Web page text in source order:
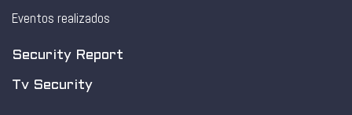
Eventos realizados
Security Report
Tv Security